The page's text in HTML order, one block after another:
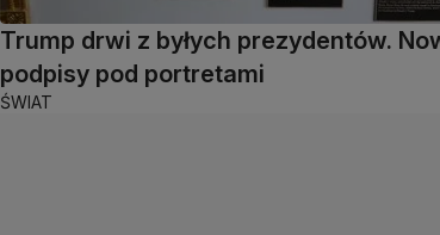
Trump drwi z byłych prezydentów.
podpisy pod portretami
ŚWIAT